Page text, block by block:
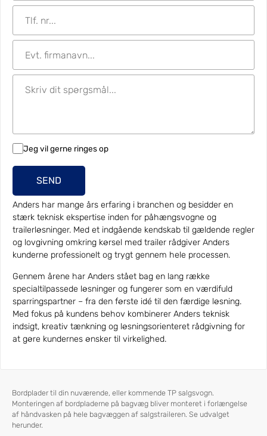
Anders har mange års erfaring i branchen og besidder en
stærk teknisk ekspertise inden for påhængsvogne og
trailerløsninger. Med et indgående kendskab til gældende regler
og lovgivning omkring kørsel med trailer rådgiver Anders
kunderne professionelt og trygt gennem hele processen.
Gennem årene har Anders stået bag en lang række
specialtilpassede løsninger og fungerer som en værdifuld
sparringspartner – fra den første idé til den færdige løsning.
Med fokus på kundens behov kombinerer Anders teknisk
indsigt, kreativ tænkning og løsningsorienteret rådgivning for
at gøre kundernes ønsker til virkelighed.
Jeg vil gerne ringes op
SEND
Bordplader til din nuværende, eller kommende TP salgsvogn.
Monteringen af bordpladerne på bagvæg bliver monteret i forlængelse
af håndvasken på hele bagvæggen af salgstraileren. Se udvalget
herunder.